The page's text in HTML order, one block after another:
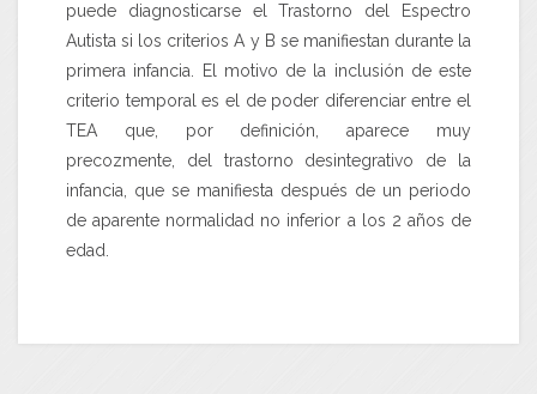
puede diagnosticarse el Trastorno del Espectro
Autista si los criterios A y B se manifiestan durante la
primera infancia. El motivo de la inclusión de este
criterio temporal es el de poder diferenciar entre el
TEA que, por definición, aparece muy
precozmente, del trastorno desintegrativo de la
infancia, que se manifiesta después de un periodo
de aparente normalidad no inferior a los 2 años de
edad.